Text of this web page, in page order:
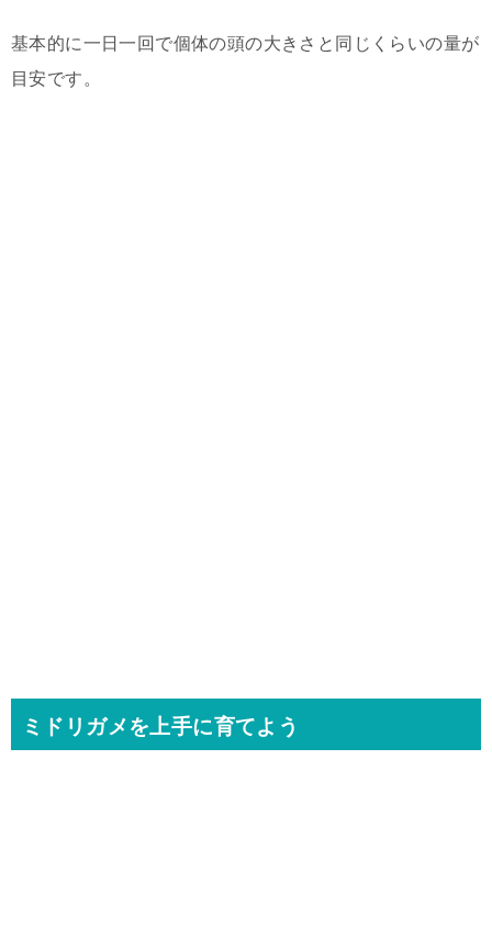
基本的に一日一回で個体の頭の大きさと同じくらいの量が
目安です。
ミドリガメを上手に育てよう